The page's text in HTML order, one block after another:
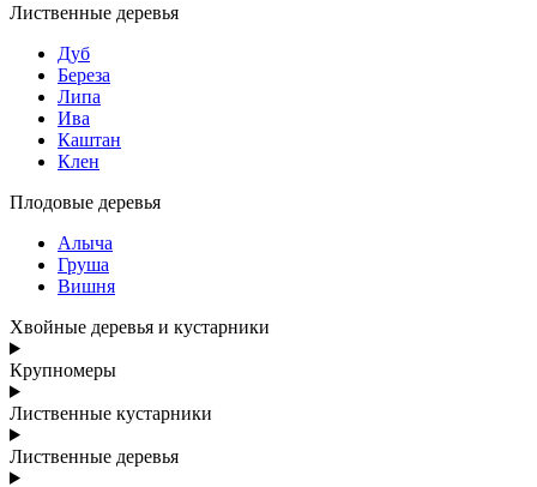
Лиственные деревья
Дуб
Береза
Липа
Ива
Каштан
Клен
Плодовые деревья
Алыча
Груша
Вишня
Хвойные деревья и кустарники
Крупномеры
Лиственные кустарники
Лиственные деревья